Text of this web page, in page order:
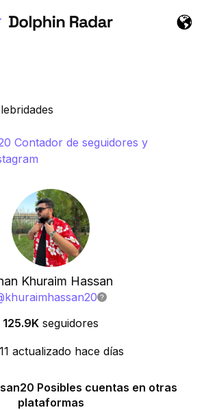
Contador de seguidores y
Khuraim Hassan
khuraimhassan20
125.9K seguidores
actualizado hace días
Posibles cuentas en otras
plataformas